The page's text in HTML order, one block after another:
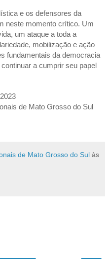
e os defensores da
neste momento crítico. Um
um ataque a toda a
mobilização e ação
fundamentais da democracia
a cumprir seu papel
de Mato Grosso do Sul
de Mato Grosso do Sul às